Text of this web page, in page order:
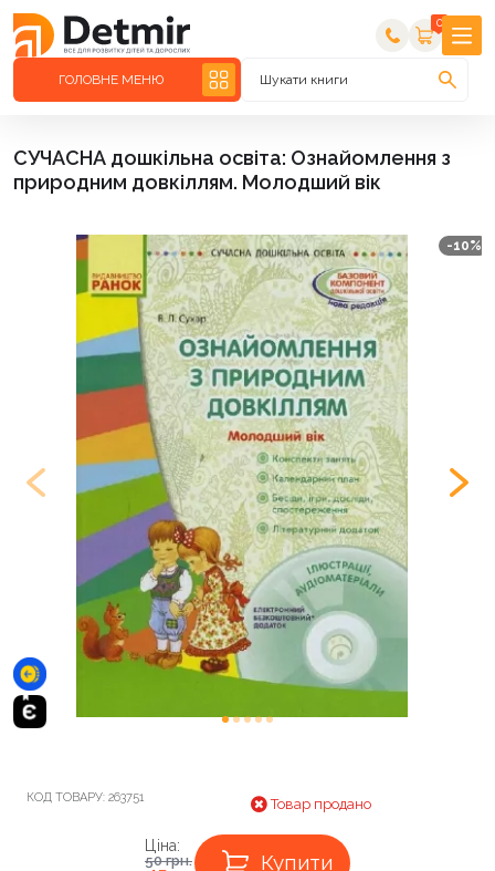
0
ГОЛОВНЕ МЕНЮ Шукати книги
СУЧАСНА дошкільна освіта: Ознайомлення з
природним довкіллям. Молодший вік
-10%
КОД ТОВАРУ: 263751 Товар продано
Ціна:
50грн. Купити